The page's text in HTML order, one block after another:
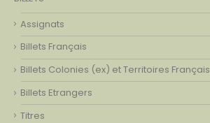
Assignats
Billets Français
Billets Colonies (ex) et Territoires Français
Billets Etrangers
Titres